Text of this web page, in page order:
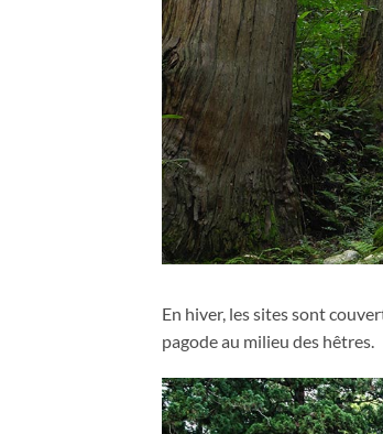
En hiver, les sites sont
pagode au milieu des hêtres.